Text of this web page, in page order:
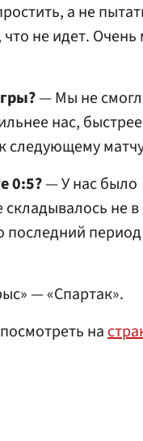
а не
не идет.
— Мы не
нас,
следующему
0:5?— У нас было
не
последний
— «Спартак».
на